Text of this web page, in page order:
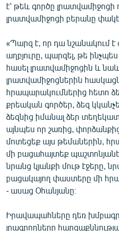
է՝ թեև գործը լրատվամիջոցի
լրատվամիջոցի բերանը
«Պարզ է, որ դա նշանակում է
աղբյուրը, պարզել, թե
հասել լրատվամիջոցին և
լրատվամիջոցներին
հրապարակումներից հետո
քրեական գործեր, ձեզ
ձեզնից իմանալ ձեր
այնպես որ շառից,
մոտեցեք այս թեմաներին,
մի բացահայտեք
նրանց կյանքի մութ էջերը,
բացակայող փաստերը մի
- ասաց Օհանյանը։
Իրավապահները դեռ
լրագրողները